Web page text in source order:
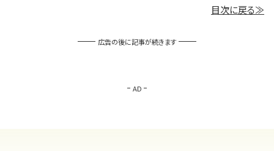
目次に戻る≫
広告の後に記事が続きます
AD